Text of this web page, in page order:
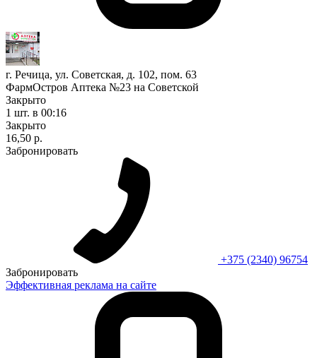
г. Речица, ул. Советская, д. 102, пом. 63
ФармОстров Аптека №23 на Советской
Закрыто
1 шт. в 00:16
Закрыто
16,50 р.
Забронировать
+375 (2340) 96754
Забронировать
Эффективная реклама на сайте